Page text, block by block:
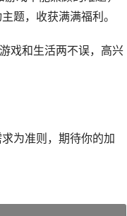
题，收获满满福利。
戏和生活两不误，高兴
为准则，期待你的加